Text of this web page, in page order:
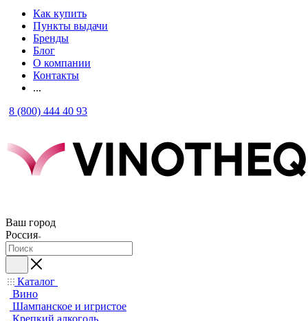
Как купить
Пункты выдачи
Бренды
Блог
О компании
Контакты
...
8 (800) 444 40 93
Ваш город
Россия
Каталог
Вино
Шампанское и игристое
Крепкий алкоголь